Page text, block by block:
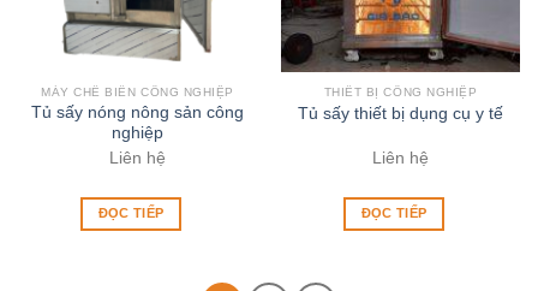
MÁY CHẾ BIẾN CÔNG NGHIỆP
Tủ sấy nóng nông sản công
nghiệp
Liên hệ
ĐỌC TIẾP
THIẾT BỊ CÔNG NGHIỆP
Tủ sấy thiết bị dụng cụ y tế
Liên hệ
ĐỌC TIẾP